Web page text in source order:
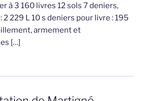
à 3 160 livres 12 sols 7 deniers,
2 229 L 10 s deniers pour livre : 195
armement et
[…]